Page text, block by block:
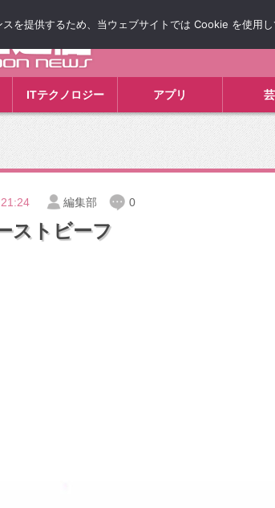
ITテクノロジー アプリ
編集部 0
ストビーフ
を提供するため、当ウェブサイトでは Cookie を使用